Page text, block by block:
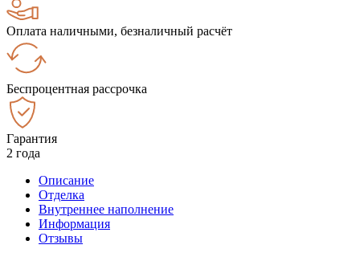
Оплата наличными, безналичный расчёт
Беспроцентная рассрочка
Гарантия
2 года
Описание
Отделка
Внутреннее наполнение
Информация
Отзывы